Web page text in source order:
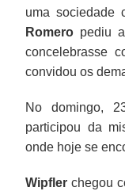
uma sociedade
Romero pediu
concelebrasse
convidou os
No domingo,
participou da
onde hoje se
Wipfler chegou